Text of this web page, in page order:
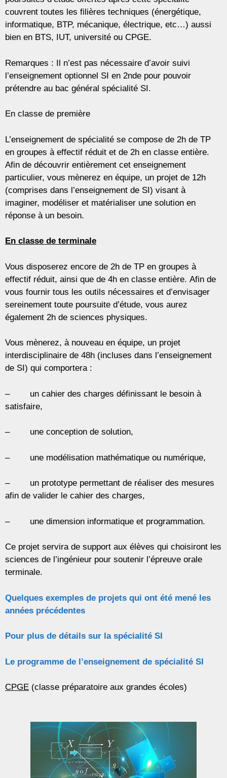
couvrent toutes les filières techniques (énergétique,
informatique, BTP, mécanique, électrique, etc…) aussi
bien en BTS, IUT, université ou CPGE.
Remarques : Il n’est pas nécessaire d’avoir suivi
l’enseignement optionnel SI en 2nde pour pouvoir
prétendre au bac général spécialité SI.
En classe de première
L’enseignement de spécialité se compose de 2h de TP
en groupes à effectif réduit et de 2h en classe entière.
Afin de découvrir entièrement cet enseignement
particulier, vous mènerez en équipe, un projet de 12h
(comprises dans l’enseignement de SI) visant à
imaginer, modéliser et matérialiser une solution en
réponse à un besoin.
En classe de terminale
Vous disposerez encore de 2h de TP en groupes à
effectif réduit, ainsi que de 4h en classe entière. Afin de
vous fournir tous les outils nécessaires et d’envisager
sereinement toute poursuite d’étude, vous aurez
également 2h de sciences physiques.
Vous mènerez, à nouveau en équipe, un projet
interdisciplinaire de 48h (incluses dans l’enseignement
de SI) qui comportera :
– un cahier des charges définissant le besoin à
satisfaire,
– une conception de solution,
– une modélisation mathématique ou numérique,
– un prototype permettant de réaliser des mesures
afin de valider le cahier des charges,
– une dimension informatique et programmation.
Ce projet servira de support aux élèves qui choisiront les
sciences de l’ingénieur pour soutenir l’épreuve orale
terminale.
Quelques exemples de projets qui ont été mené les
années précédentes
Pour plus de détails sur la spécialité SI
Le programme de l’enseignement de spécialité SI
CPGE (classe préparatoire aux grandes écoles)